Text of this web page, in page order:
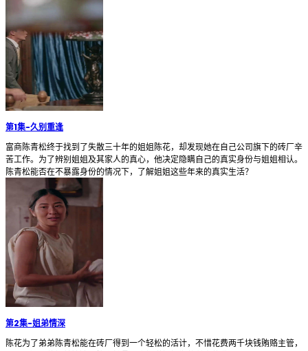
第1集-久别重逢
富商陈青松终于找到了失散三十年的姐姐陈花，却发现她在自己公司旗下的砖厂辛
苦工作。为了辨别姐姐及其家人的真心，他决定隐瞒自己的真实身份与姐姐相认。
陈青松能否在不暴露身份的情况下，了解姐姐这些年来的真实生活？
第2集-姐弟情深
陈花为了弟弟陈青松能在砖厂得到一个轻松的活计，不惜花费两千块钱贿赂主管，